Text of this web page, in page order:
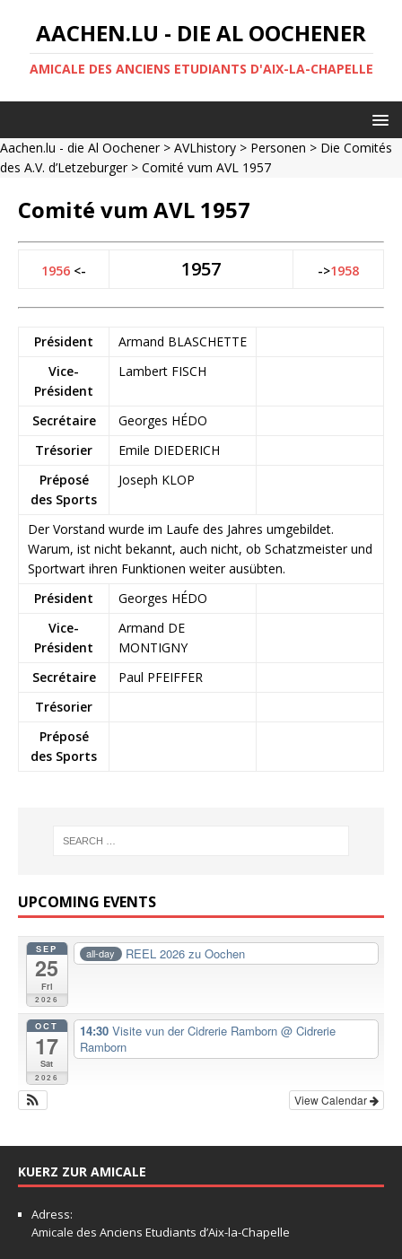
AACHEN.LU - DIE AL OOCHENER
AMICALE DES ANCIENS ETUDIANTS D'AIX-LA-CHAPELLE
Aachen.lu - die Al Oochener> AVLhistory > Personen > Die Comités
des A.V. d’Letzeburger> Comité vum AVL 1957
Comité vum AVL 1957
1956 <- 1957 ->1958
Président
Armand BLASCHETTE
Vice-
Président
Lambert FISCH
Secrétaire
Georges HÉDO
Trésorier
Emile DIEDERICH
Préposé
des Sports
Joseph KLOP
Der Vorstand wurde im Laufe des Jahres umgebildet.
Warum, ist nicht bekannt, auch nicht, ob Schatzmeister und
Sportwart ihren Funktionen weiter ausübten.
Président
Georges HÉDO
Vice-
Président
Armand DE
MONTIGNY
Secrétaire
Paul PFEIFFER
Trésorier
Préposé
des Sports
UPCOMING EVENTS
SEP
25
Fri
2026
all-day REEL 2026 zu Oochen
OCT
17
Sat
2026
14:30 Visite vun der Cidrerie Ramborn @ Cidrerie
Ramborn
View Calendar
KUERZ ZUR AMICALE
Adress:
Amicale des Anciens Etudiants d’Aix-la-Chapelle